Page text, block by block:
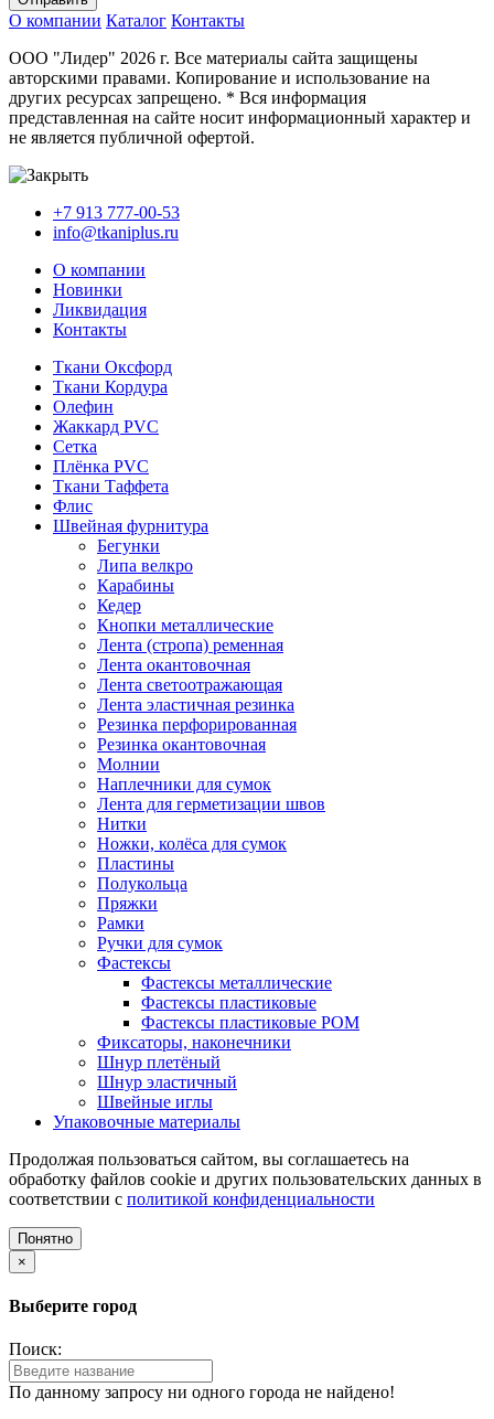
О компании Каталог Контакты
ООО "Лидер" 2026 г. Все материалы сайта защищены
авторскими правами. Копирование и использование на
других ресурсах запрещено. * Вся информация
представленная на сайте носит информационный характер и
не является публичной офертой.
+7 913 777-00-53
info@tkaniplus.ru
О компании
Новинки
Ликвидация
Контакты
Ткани Оксфорд
Ткани Кордура
Олефин
Жаккард PVC
Сетка
Плёнка PVC
Ткани Таффета
Флис
Швейная фурнитура
Бегунки
Липа велкро
Карабины
Кедер
Кнопки металлические
Лента (стропа) ременная
Лента окантовочная
Лента светоотражающая
Лента эластичная резинка
Резинка перфорированная
Резинка окантовочная
Молнии
Наплечники для сумок
Лента для герметизации швов
Нитки
Ножки, колёса для сумок
Пластины
Полукольца
Пряжки
Рамки
Ручки для сумок
Фастексы
Фастексы металлические
Фастексы пластиковые
Фастексы пластиковые POM
Фиксаторы, наконечники
Шнур плетёный
Шнур эластичный
Швейные иглы
Упаковочные материалы
Продолжая пользоваться сайтом, вы соглашаетесь на
обработку файлов cookie и других пользовательских данных в
соответствии с политикой конфиденциальности
Понятно
×
Выберите город
Поиск:
По данному запросу ни одного города не найдено!